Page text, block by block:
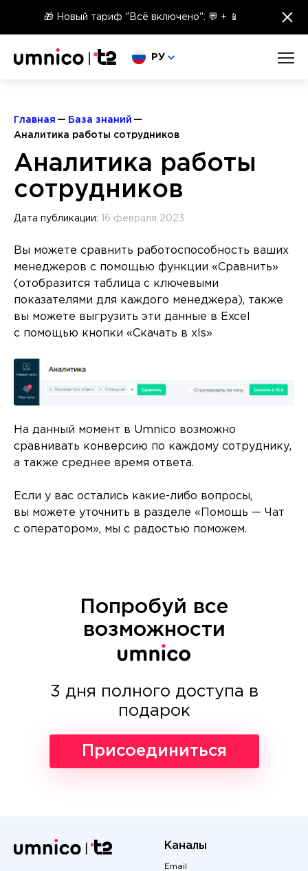
🎁 Новый тариф "Всё включено": 💬 + 📱 ×
Выберите язык
РУ
Главная
База знаний
Аналитика работы сотрудников
Аналитика работы
сотрудников
Дата публикации: 16 февраля 2023
Вы можете сравнить работоспособность ваших
менеджеров с помощью функции «Сравнить»
(отобразится таблица с ключевыми
показателями для каждого менеджера), также
вы можете выгрузить эти данные в Excel
с помощью кнопки «Скачать в xls»
На данный момент в Umnico возможно
сравнивать конверсию по каждому сотруднику,
а также среднее время ответа.
Если у вас остались какие-либо вопросы,
вы можете уточнить в разделе «Помощь — Чат
с оператором», мы с радостью поможем.
Попробуй все
возможности
3 дня полного доступа в
подарок
Присоединиться
Каналы
Email